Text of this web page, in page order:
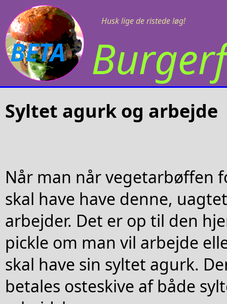
Husk lige de ristede løg!
BETA
Syltet agurk og arbejde
Når man når vegetarbøffen
skal have have denne,
arbejder. Det er op til den
pickle om man vil arbejde
skal have sin syltet agurk.
betales osteskive af både